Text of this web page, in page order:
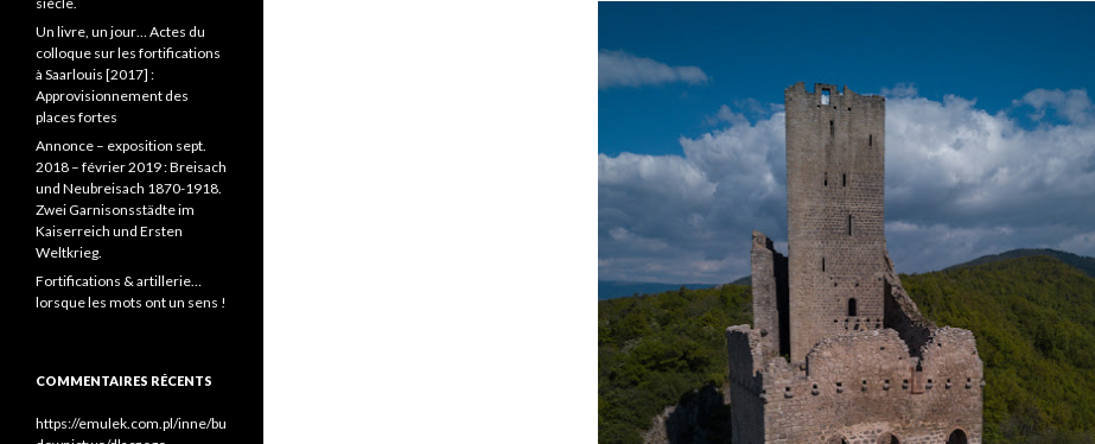
Un livre, un jour… Actes du
colloque sur les fortifications
à Saarlouis [2017] :
Approvisionnement des
places fortes
Annonce – exposition sept.
2018 – février 2019 : Breisach
und Neubreisach 1870-1918.
Zwei Garnisonsstädte im
Kaiserreich und Ersten
Weltkrieg.
Fortifications & artillerie…
lorsque les mots ont un sens !
COMMENTAIRES RÉCENTS
https://emulek.com.pl/inne/bu